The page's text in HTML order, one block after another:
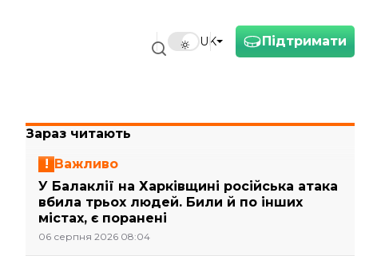
Підтримати
UK
Зараз читають
Важливо
У Балаклії на Харківщині російська атака
вбила трьох людей. Били й по інших
містах, є поранені
06 серпня 2026 08:04